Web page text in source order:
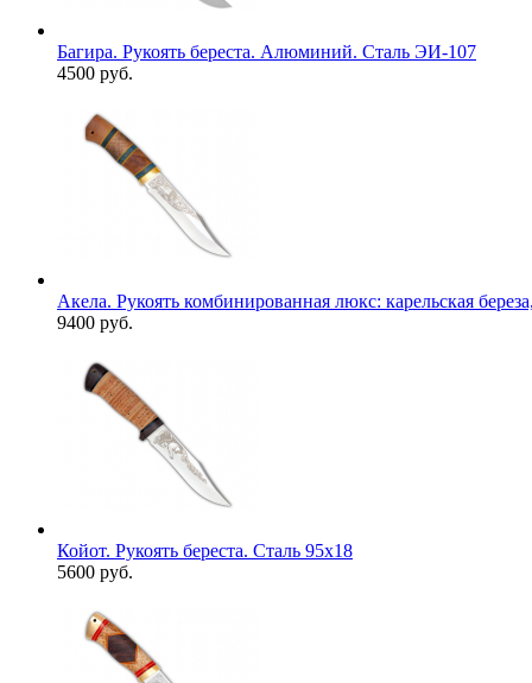
Багира. Рукоять береста. Алюминий. Сталь ЭИ-107
4500 руб.
Акела. Рукоять комбинированная люкс: карельская
9400 руб.
Койот. Рукоять береста. Сталь 95х18
5600 руб.